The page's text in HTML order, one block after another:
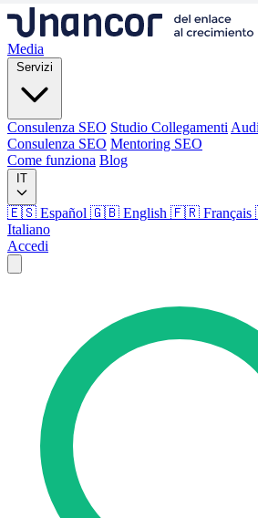
Media
Servizi
Consulenza SEO Studio Collegamenti
Consulenza SEO Mentoring SEO
Come funziona Blog
IT
🇪🇸 Español 🇬🇧 English 🇫🇷 Français
Italiano
Accedi
Consulenza SEO Studio Collegamenti
Consulenza SEO
Come funziona
Lingua
🇪🇸 ES
🇬🇧 EN
Accedi